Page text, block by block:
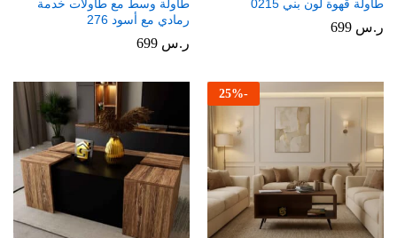
طاولة قهوة لون بني 0215
ر.س
طاولة وسط مع طاولات خدمة
رمادي مع أسود 276
ر.س
-
25%